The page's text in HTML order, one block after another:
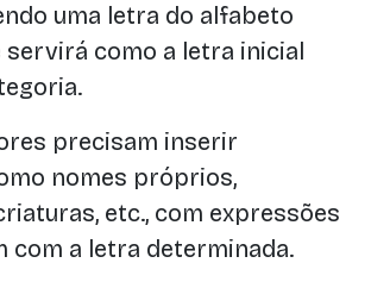
uma letra do alfabeto
servirá como a letra inicial
precisam inserir
nomes próprios,
etc., com expressões
com a letra determinada.